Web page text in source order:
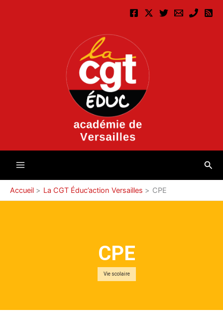
Accueil La CGT Éduc’action Versailles CPE
CPE
Vie scolaire